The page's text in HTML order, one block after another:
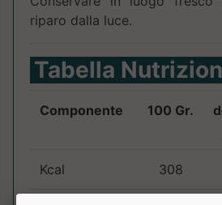
riparo dalla luce.
Tabella
Componente 100 Gr.
Kcal 308